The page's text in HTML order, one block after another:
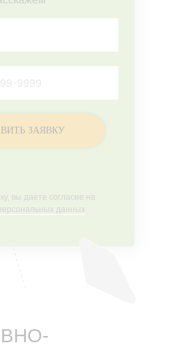
ЗАЯВКУ
вы даете согласие на
данных